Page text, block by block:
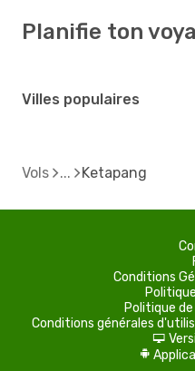
Planifie ton
Villes populaires
Vols Ketapang
Conditions
Politique
Conditions générales
d
A